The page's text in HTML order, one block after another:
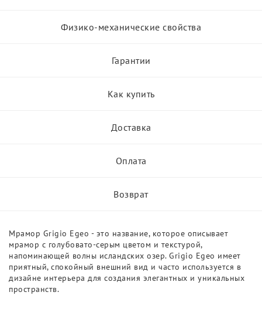
Физико-механические свойства
Гарантии
Как купить
Доставка
Оплата
Возврат
Мрамор Grigio Egeo - это название, которое описывает
мрамор с голубовато-серым цветом и текстурой,
напоминающей волны исландских озер. Grigio Egeo имеет
приятный, спокойный внешний вид и часто используется в
дизайне интерьера для создания элегантных и уникальных
пространств.